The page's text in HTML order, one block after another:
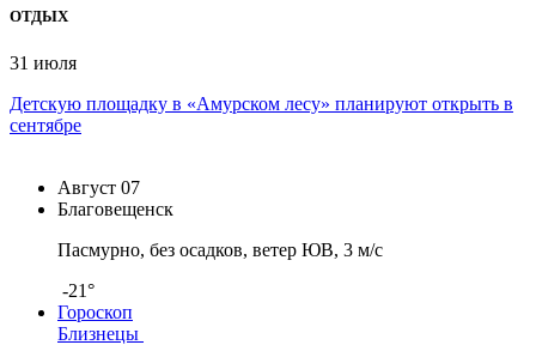
ОТДЫХ
31 июля
Детскую площадку в «Амурском лесу» планируют открыть в
сентябре
Август 07
Благовещенск
Пасмурно, без осадков, ветер ЮВ, 3 м/с
-21°
Гороскоп
Близнецы